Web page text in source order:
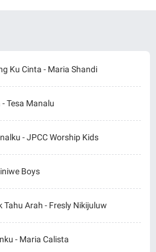
Ku Cinta - Maria Shandi
Tesa Manalu
- JPCC Worship Kids
Boys
Tahu Arah - Fresly Nikijuluw
- Maria Calista